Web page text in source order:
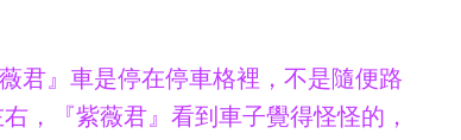
君』車是停在停車格裡，不是隨便路
，『紫薇君』看到車子覺得怪怪的，